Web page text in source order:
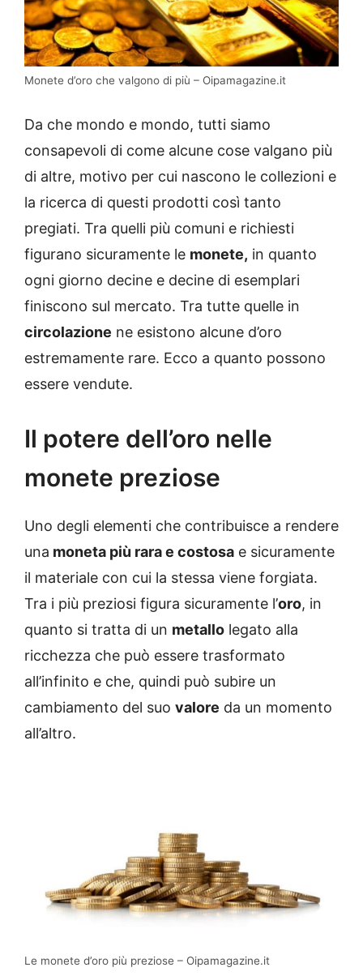
Monete d’oro che valgono di più – Oipamagazine.it
Da che mondo e mondo, tutti siamo
consapevoli di come alcune cose valgano più
di altre, motivo per cui nascono le collezioni e
la ricerca di questi prodotti così tanto
pregiati. Tra quelli più comuni e richiesti
figurano sicuramente le monete, in quanto
ogni giorno decine e decine di esemplari
finiscono sul mercato. Tra tutte quelle in
circolazione ne esistono alcune d’oro
estremamente rare. Ecco a quanto possono
essere vendute.
Il potere dell’oro nelle
monete preziose
Uno degli elementi che contribuisce a rendere
una moneta più rara e costosa e sicuramente
il materiale con cui la stessa viene forgiata.
Tra i più preziosi figura sicuramente l’oro, in
quanto si tratta di un metallo legato alla
ricchezza che può essere trasformato
all’infinito e che, quindi può subire un
cambiamento del suo valore da un momento
all’altro.
Le monete d’oro più preziose – Oipamagazine.it